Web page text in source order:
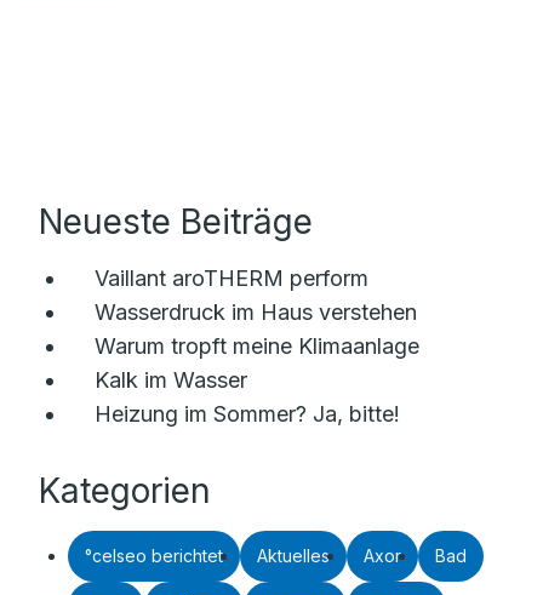
Neueste Beiträge
Vaillant aroTHERM perform
Wasserdruck im Haus verstehen
Warum tropft meine Klimaanlage
Kalk im Wasser
Heizung im Sommer? Ja, bitte!
Kategorien
°celseo berichtet Aktuelles Axor Bad